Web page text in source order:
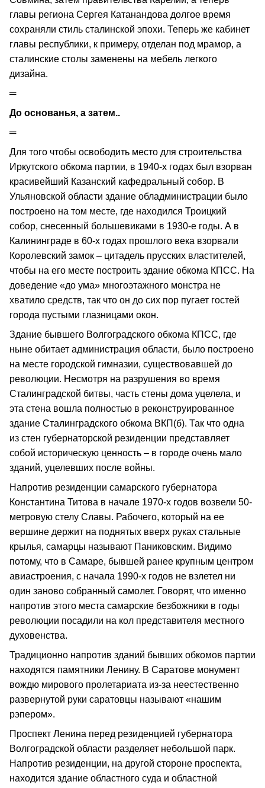
главы региона Сергея Катанандова долгое время
сохраняли стиль сталинской эпохи. Теперь же кабинет
главы республики, к примеру, отделан под мрамор, а
сталинские столы заменены на мебель легкого
дизайна.
═
До основанья, а затем..
═
Для того чтобы освободить место для строительства
Иркутского обкома партии, в 1940-х годах был взорван
красивейший Казанский кафедральный собор. В
Ульяновской области здание обладминистрации было
построено на том месте, где находился Троицкий
собор, снесенный большевиками в 1930-е годы. А в
Калининграде в 60-х годах прошлого века взорвали
Королевский замок – цитадель прусских властителей,
чтобы на его месте построить здание обкома КПСС. На
доведение «до ума» многоэтажного монстра не
хватило средств, так что он до сих пор пугает гостей
города пустыми глазницами окон.
Здание бывшего Волгоградского обкома КПСС, где
ныне обитает администрация области, было построено
на месте городской гимназии, существовавшей до
революции. Несмотря на разрушения во время
Сталинградской битвы, часть стены дома уцелела, и
эта стена вошла полностью в реконструированное
здание Сталинградского обкома ВКП(б). Так что одна
из стен губернаторской резиденции представляет
собой историческую ценность – в городе очень мало
зданий, уцелевших после войны.
Напротив резиденции самарского губернатора
Константина Титова в начале 1970-х годов возвели 50-
метровую стелу Славы. Рабочего, который на ее
вершине держит на поднятых вверх руках стальные
крылья, самарцы называют Паниковским. Видимо
потому, что в Самаре, бывшей ранее крупным центром
авиастроения, с начала 1990-х годов не взлетел ни
один заново собранный самолет. Говорят, что именно
напротив этого места самарские безбожники в годы
революции посадили на кол представителя местного
духовенства.
Традиционно напротив зданий бывших обкомов партии
находятся памятники Ленину. В Саратове монумент
вождю мирового пролетариата из-за неестественно
развернутой руки саратовцы называют «нашим
рэпером».
Проспект Ленина перед резиденцией губернатора
Волгоградской области разделяет небольшой парк.
Напротив резиденции, на другой стороне проспекта,
находится здание областного суда и областной